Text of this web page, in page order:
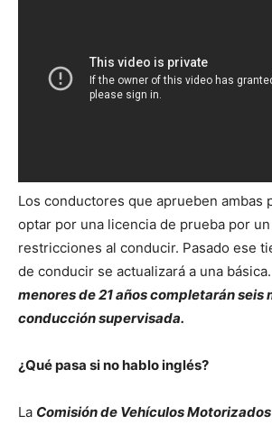
Los conductores que aprueben ambas
optar por una licencia de prueba por
restricciones al conducir. Pasado ese
de conducir se actualizará a una básica.
menores de 21 años completarán seis
conducción supervisada.
¿Qué pasa si no hablo inglés?
La Comisión de Vehículos